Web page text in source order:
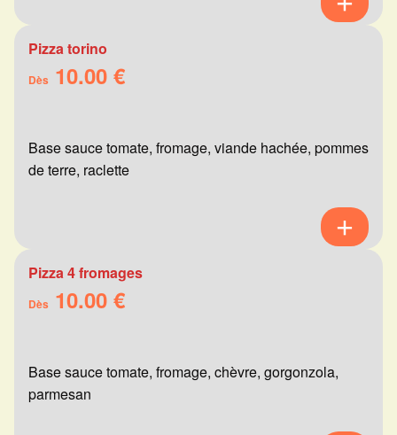
Pizza torino
Dès 10.00 €
Base sauce tomate, fromage, viande hachée, pommes
de terre, raclette
Pizza 4 fromages
Dès 10.00 €
Base sauce tomate, fromage, chèvre, gorgonzola,
parmesan